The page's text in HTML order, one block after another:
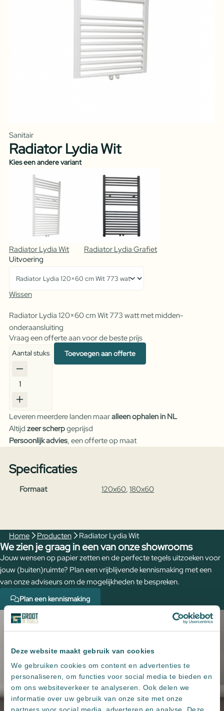
Deze website maakt gebruik van cookies
We gebruiken cookies om content en advertenties te
personaliseren, om functies voor social media te bieden en
om ons websiteverkeer te analyseren. Ook delen we
informatie over uw gebruik van onze site met onze
Sanitair
Radiator Lydia Wit
Kies een andere variant
Radiator Lydia Wit
Radiator Lydia Grafiet
Uitvoering
Wissen
Radiator Lydia 120×60 cm Wit 773 watt met midden-
onderaansluiting
Vraag een offerte aan voor de beste prijs
Radiator
Lydia
aantal
Aantal stuks Toevoegen aan offerte
Leveren meerdere landen maaralleen ophalen in NL
Altijd zeer scherpgeprijsd
Persoonlijk advies, een offerte op maat
Specificaties
Formaat 120x60,180x60
Home Producten Radiator Lydia Wit
We zien je graag in een van onze showrooms
Jouw wensen op papier zetten en de perfecte tegels uitzoeken voor
jouw (buiten)ruimte? Plan een vrijblijvende kennismaking met een
van onze adviseurs om de mogelijkheden te bespreken.
Plan een kennismaking